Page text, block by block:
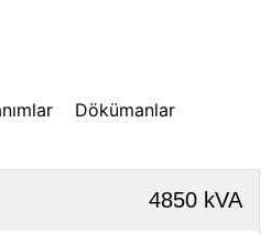
Dökümanlar
4850 kVA